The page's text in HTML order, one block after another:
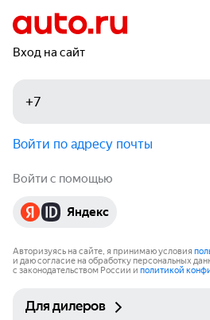
Вход на сайт
Войти по адресу почты
Войти с помощью
Яндекс
Авторизуясь на сайте, я принимаю условия
и даю согласие на обработку персональных
с законодательством России и политикой
Для дилеров